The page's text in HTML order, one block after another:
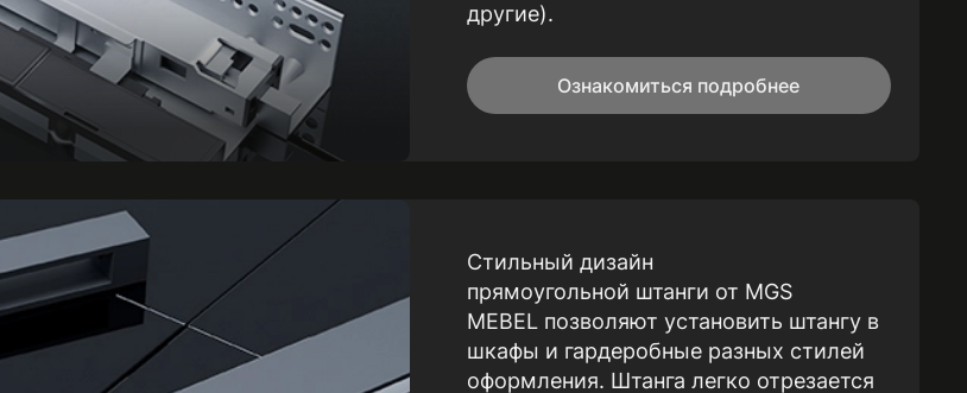
другие).
Ознакомиться подробнее
Стильный дизайн
прямоугольной штанги от MGS
MEBEL позволяют установить штангу в
шкафы и гардеробные разных стилей
оформления. Штанга легко отрезается